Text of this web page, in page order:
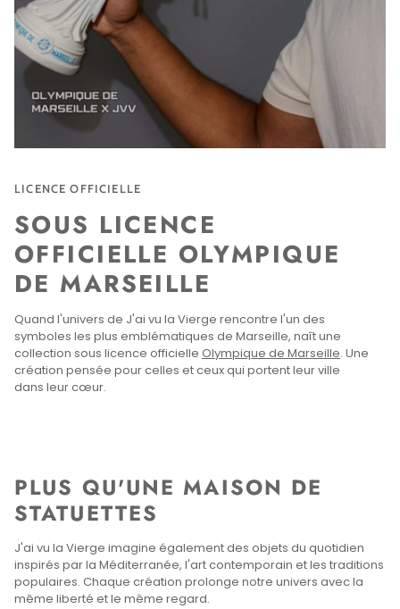
LICENCE OFFICIELLE
SOUS LICENCE
OFFICIELLE OLYMPIQUE
DE MARSEILLE
Quand l'univers de J'ai vu la Vierge rencontre l'un des
symboles les plus emblématiques de Marseille, naît une
collection sous licence officielle Olympique de Marseille. Une
création pensée pour celles et ceux qui portent leur ville
dans leur cœur.
PLUS QU'UNE MAISON DE
STATUETTES
J'ai vu la Vierge imagine également des objets du quotidien
inspirés par la Méditerranée, l'art contemporain et les traditions
populaires. Chaque création prolonge notre univers avec la
même liberté et le même regard.